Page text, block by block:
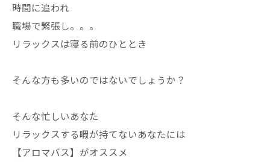
時間に追われ
職場で緊張し。。。
リラックスは寝る前のひととき
そんな方も多いのではないでしょうか？
そんな忙しいあなた
リラックスする暇が持てないあなたには
【アロマバス】がオススメ